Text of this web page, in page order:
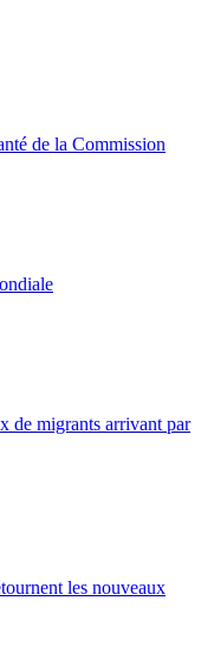
de la Commission
de migrants arrivant par
les nouveaux